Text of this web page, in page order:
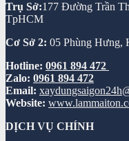
Trụ Sở:177 Đường Trần
TpHCM
Cơ Sở 2: 05 Phùng Hưng,
Hotline: 0961 894 472
Zalo: 0961 894 472
Email:
Website:
DỊCH VỤ CHÍNH